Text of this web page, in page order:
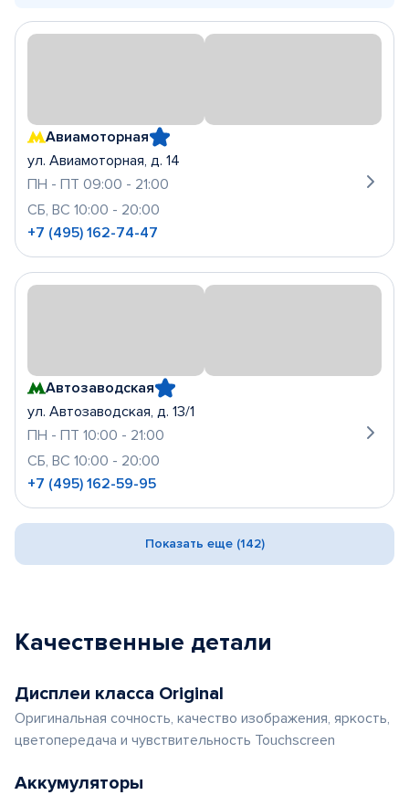
Авиамоторная
ул. Авиамоторная, д. 14
ПН - ПТ 09:00 - 21:00
СБ, ВС 10:00 - 20:00
+7 (495) 162-74-47
Автозаводская
ул. Автозаводская, д. 13/1
ПН - ПТ 10:00 - 21:00
СБ, ВС 10:00 - 20:00
+7 (495) 162-59-95
Показать еще (142)
Качественные детали
Дисплеи класса Original
Оригинальная сочность, качество изображения, яркость,
цветопередача и чувствительность Touchscreen
Аккумуляторы